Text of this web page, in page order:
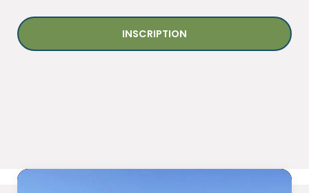
INSCRIPTION